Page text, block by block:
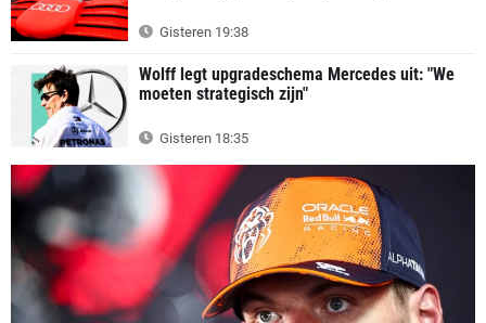
Gisteren 19:38
Wolff legt upgradeschema Mercedes uit: "We
moeten strategisch zijn"
Gisteren 18:35